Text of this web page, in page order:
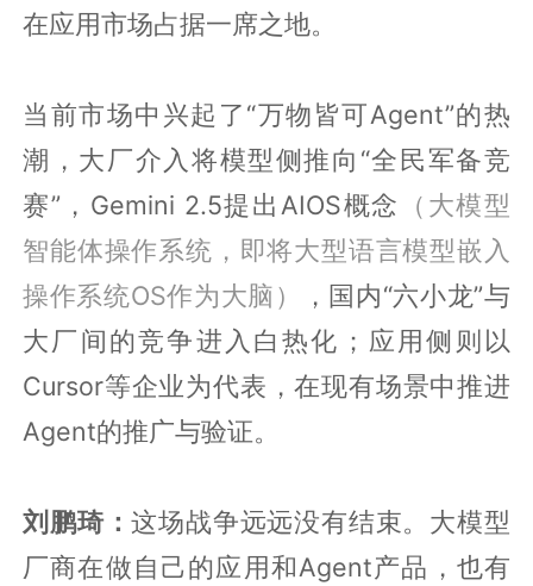
在应用市场占据一席之地。
当前市场中兴起了“万物皆可Agent”的热
潮，大厂介入将模型侧推向“全民军备竞
赛”，Gemini 2.5提出AIOS概念
（大模型
智能体操作系统，即将大型语言模型嵌入
操作系统OS作为大脑）
，国内“六小龙”与
大厂间的竞争进入白热化；应用侧则以
Cursor等企业为代表，在现有场景中推进
Agent的推广与验证。
刘鹏琦：这场战争远远没有结束。大模型
厂商在做自己的应用和Agent产品，也有